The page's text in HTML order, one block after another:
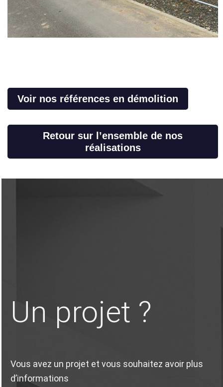
Voir nos références en démolition
Retour sur l’ensemble de nos
réalisations
Un projet ?
Vous avez un projet et vous souhaitez avoir plus
d’informations